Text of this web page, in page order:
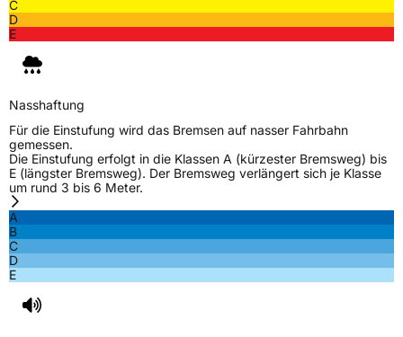
Ja
EU Label
Effizienz
C
D
E
Nasshaftung
Für die Einstufung wird das Bremsen auf nasser Fahrbahn
gemessen.
Die Einstufung erfolgt in die Klassen A (kürzester Bremsweg) bis
E (längster Bremsweg). Der Bremsweg verlängert sich je Klasse
um rund 3 bis 6 Meter.
A
B
C
D
E